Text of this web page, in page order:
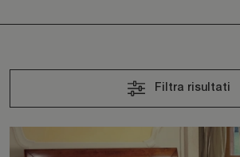
Filtra risultati